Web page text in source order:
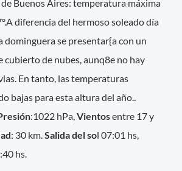
Buenos Aires: temperatura máxima
diferencia del hermoso soleado día
dominguera se presentar{a con un
cubierto de nubes, aunq8e no hay
En tanto, las temperaturas
bajas para esta altura del año..
:1022 hPa,Vientosentre 17 y
: 30 km.Salida del sol 07:01 hs,
hs.